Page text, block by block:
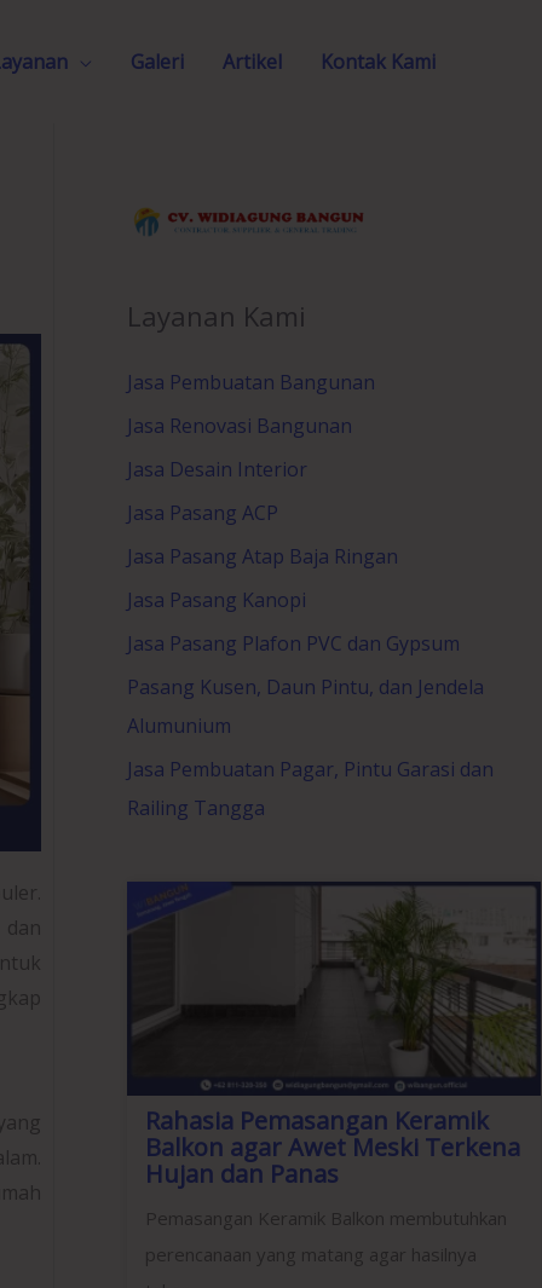
Galeri Artikel Kontak Kami
Layanan Kami
Jasa Pembuatan Bangunan
Jasa Renovasi Bangunan
Jasa Desain Interior
Jasa Pasang ACP
Jasa Pasang Atap Baja Ringan
Jasa Pasang Kanopi
Jasa Pasang Plafon PVC dan Gypsum
Pasang Kusen, Daun Pintu, dan Jendela
Alumunium
Jasa Pembuatan Pagar, Pintu Garasi dan
Railing Tangga
Rahasia Pemasangan Keramik
Balkon agar Awet Meski Terkena
Hujan dan Panas
Pemasangan Keramik Balkon membutuhkan
perencanaan yang matang agar hasilnya